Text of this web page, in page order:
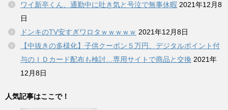
ワイ新卒くん、通勤中に吐き気と号泣で無事休暇 2021年12月8
日
ドンキのTV安すぎワロタｗｗｗｗｗ 2021年12月8日
【中抜きの多様化】子供クーポン５万円、デジタルポイント付
与のＩＤカード配布も検討…専用サイトで商品と交換 2021年
12月8日
人気記事はここで！